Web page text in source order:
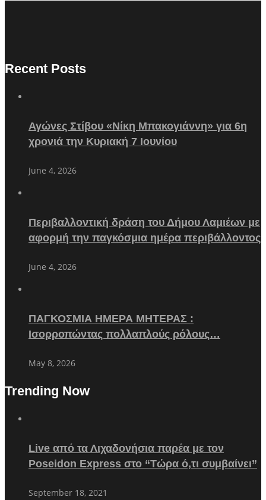
Recent Posts
Αγώνες Στίβου «Νίκη Μπακογιάννη» για 6η
χρονιά την Κυριακή 7 Ιουνίου
June 4, 2026
Περιβαλλοντική δράση του Δήμου Λαμιέων με
αφορμή την παγκόσμια ημέρα περιβάλλοντος
June 4, 2026
ΠΑΓΚΟΣΜΙΑ ΗΜΕΡΑ ΜΗΤΕΡΑΣ :
Ισορροπώντας πολλαπλούς ρόλους…
May 8, 2026
Trending Now
Live από τα Λιχαδονήσια παρέα με τον
Poseidon Express στο “Τώρα ό,τι συμβαίνει”
September 18, 2021